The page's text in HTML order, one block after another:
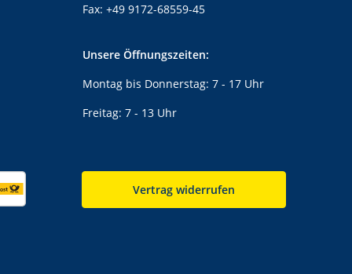
Fax: +49 9172-68559-45
Unsere Öffnungszeiten:
Montag bis Donnerstag: 7 - 17 Uhr
Freitag: 7 - 13 Uhr
Vertrag widerrufen